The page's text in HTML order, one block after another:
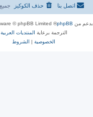
حذف الكوكيز اتصل بنا
بدعم من phpBB
® Forum Software © phpBB Limited
الترجمة برعاية المنتديات العربية
الخصوصية | الشروط